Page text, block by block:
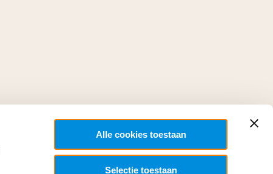
Alle cookies toestaan
Selectie toestaan